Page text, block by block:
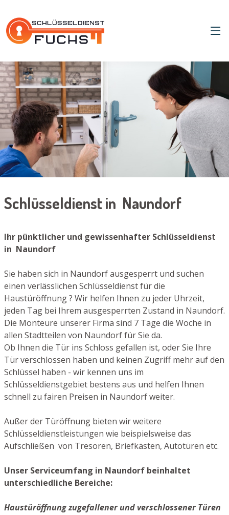
Schlüsseldienst in Naundorf
Ihr pünktlicher und gewissenhafter Schlüsseldienst
in Naundorf
Sie haben sich in Naundorf ausgesperrt und suchen
einen verlässlichen Schlüsseldienst für die
Haustüröffnung ? Wir helfen Ihnen zu jeder Uhrzeit,
jeden Tag bei Ihrem ausgesperrten Zustand in Naundorf.
Die Monteure unserer Firma sind 7 Tage die Woche in
allen Stadtteilen von Naundorf für Sie da.
Ob Ihnen die Tür ins Schloss gefallen ist, oder Sie Ihre
Tür verschlossen haben und keinen Zugriff mehr auf den
Schlüssel haben - wir kennen uns im
Schlüsseldienstgebiet bestens aus und helfen Ihnen
schnell zu fairen Preisen in Naundorf weiter.
Außer der Türöffnung bieten wir weitere
Schlüsseldienstleistungen wie beispielsweise das
Aufschließen von Tresoren, Briefkästen, Autotüren etc.
Unser Serviceumfang in Naundorf beinhaltet
unterschiedliche Bereiche:
Haustüröffnung zugefallener und verschlossener Türen